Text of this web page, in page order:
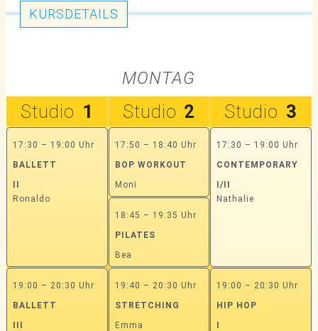
KURSDETAILS
MONTAG
Studio 1
17:30 – 19:00 Uhr
BALLETT
II
Ronaldo
19:00 – 20:30 Uhr
BALLETT
III
Studio 2
17:50 – 18:40 Uhr
BOP WORKOUT
Moni
18:45 – 19:35 Uhr
PILATES
Bea
19:40 – 20:30 Uhr
STRETCHING
Emma
Studio 3
17:30 – 19:00 Uhr
CONTEMPORARY
I/II
Nathalie
19:00 – 20:30 Uhr
HIP HOP
I